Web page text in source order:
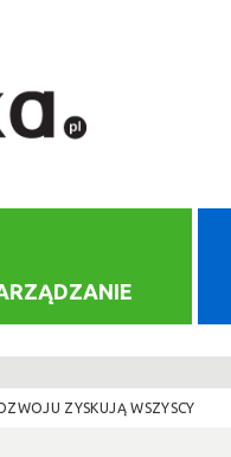
ZYSKUJĄ WSZYSCY